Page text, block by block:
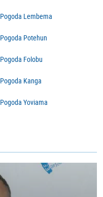
Pogoda Lembema
Pogoda Potehun
Pogoda Folobu
Pogoda Kanga
Pogoda Yoviama